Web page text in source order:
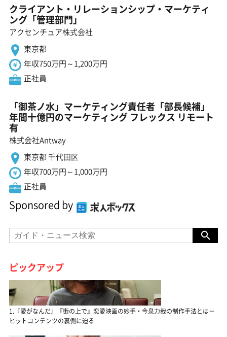
クライアント・リレーションシップ・マーケティ
ング「管理部門」
アクセンチュア株式会社
東京都
年収750万円～1,200万円
正社員
「御茶ノ水」マーケティング責任者「部長候補」
年間十億円のマーケティング フレックス リモート
有
株式会社Antway
東京都 千代田区
年収700万円～1,000万円
正社員
Sponsored by
ピックアップ
1.『愛がなんだ』『街の上で』恋愛映画の妙手・今泉力哉の制作手法とは－
ヒットコンテンツの裏側に迫る